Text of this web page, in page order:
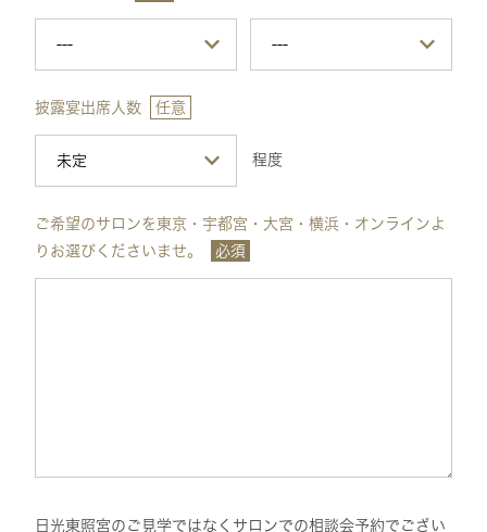
披露宴出席人数 任意
程度
ご希望のサロンを東京・宇都宮・大宮・横浜・オンラインよ
りお選びくださいませ。
必須
日光東照宮のご見学ではなくサロンでの相談会予約でござい